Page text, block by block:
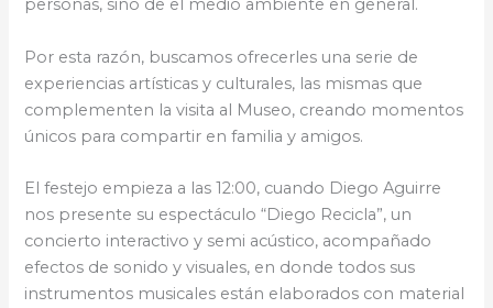
personas, sino de el medio ambiente en general.
Por esta razón, buscamos ofrecerles una serie de
experiencias artísticas y culturales, las mismas que
complementen la visita al Museo, creando momentos
únicos para compartir en familia y amigos.
El festejo empieza a las 12:00, cuando Diego Aguirre
nos presente su espectáculo “Diego Recicla”, un
concierto interactivo y semi acústico, acompañado
efectos de sonido y visuales, en donde todos sus
instrumentos musicales están elaborados con material